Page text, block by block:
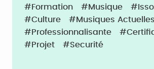
#Formation #Musique
#Culture
#Musiques Actuelles
#Professionnalisante
#Projet
#Securité